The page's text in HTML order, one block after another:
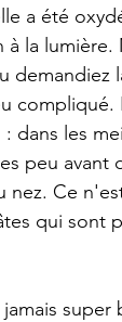
a été
la
dans les
peu
nez. Ce
qui sont